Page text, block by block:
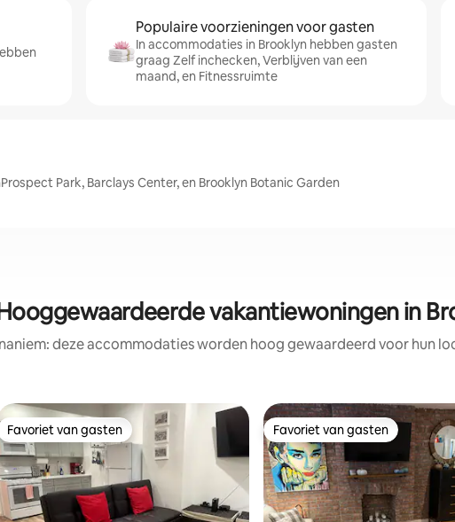
Populaire voorzieningen voor gasten
In accommodaties in Brooklyn hebben gasten
graag Zelf inchecken, Verblijven van een
maand, en Fitnessruimte
Park, Barclays Center, en Brooklyn Botanic Garden
vakantiewoningen in
deze accommodaties worden hoog gewaardeerd voor hun
Favoriet van gasten
Favoriet van gasten Favoriet van gasten
Favoriet van gasten